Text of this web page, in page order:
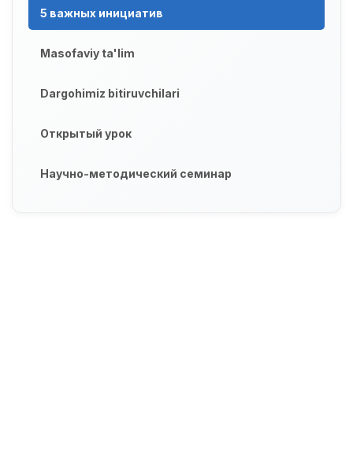
5 важных инициатив
Masofaviy ta'lim
Dargohimiz bitiruvchilari
Открытый урок
Научно-методический семинар